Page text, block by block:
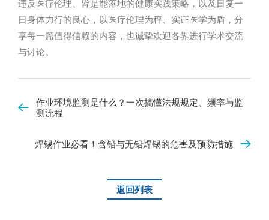
违反医疗伦理、皆是能落地的健康实践策略，以及日复一
日身体力行的良心，以医疗伦理为秤、实证医学为盾，分
享每一篇值得信赖的内容，也诚挚欢迎各界进行学术交流
与讨论。
作业环境监测是什么？一次搞懂法规规定、频率与监
测流程
焊锡作业必看！含铅与无铅焊锡的危害及预防措施
返回列表